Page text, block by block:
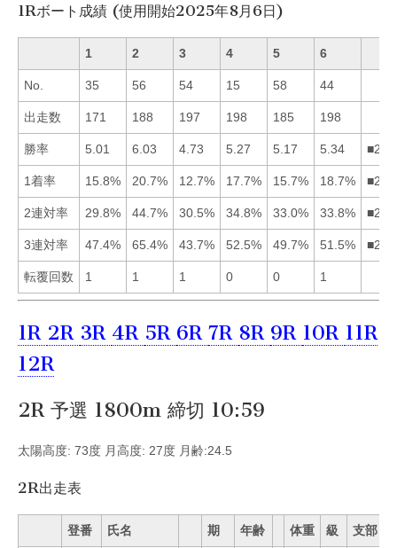
1Rボート成績 (使用開始2025年8月6日)
1 2 3 4 5 6
No. 35 56 54 15 58 44
出走数 171 188 197 198 185 198
勝率 5.01 6.03 4.73 5.27 5.17 5.34
1着率 15.8% 20.7% 12.7% 17.7% 15.7% 18.7%
2連対率 29.8% 44.7% 30.5% 34.8% 33.0% 33.8%
3連対率 47.4% 65.4% 43.7% 52.5% 49.7% 51.5%
転覆回数 1 1 1 0 0 1
1R 2R 3R 4R 5R 6R 7R 8R 9R 10R 11R
12R
2R 予選 1800m 締切 10:59
太陽高度: 73度 月高度: 27度 月齢:24.5
2R出走表
登番 氏名 期 年齢 体重 級 支部